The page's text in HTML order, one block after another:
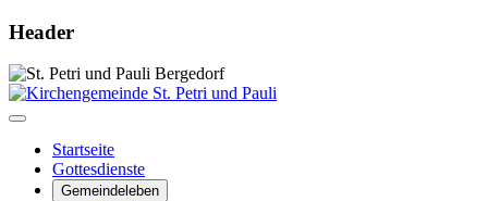
Header
Startseite
Gottesdienste
Gemeindeleben